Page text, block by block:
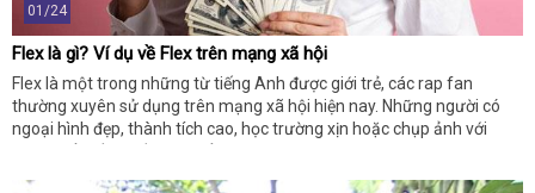
01/24
Flex là gì? Ví dụ về Flex trên mạng xã hội
Flex là một trong những từ tiếng Anh được giới trẻ, các rap fan
thường xuyên sử dụng trên mạng xã hội hiện nay. Những người có
ngoại hình đẹp, thành tích cao, học trường xịn hoặc chụp ảnh với